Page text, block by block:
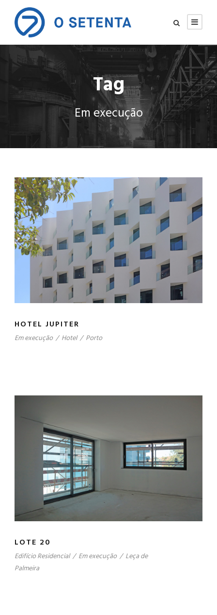
Tag
Em execução
HOTEL JUPITER
Em execução / Hotel / Porto
LOTE 20
Edifício Residencial / Em execução / Leça de
Palmeira